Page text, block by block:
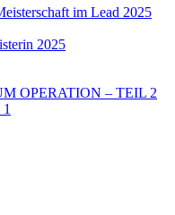
im Lead 2025
2025
OPERATION – TEIL 2